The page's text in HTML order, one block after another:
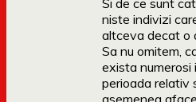
Si de ce sunt
niste indivizi
altceva decat o
Sa nu omitem,
exista numerosi
perioada relativ